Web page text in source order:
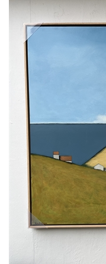
JUL
UDENDØRS KUNST
GAVEKORT
KUNSTNERE
KUNSTTRYK OG KORT
FIGURER
FORSIDE